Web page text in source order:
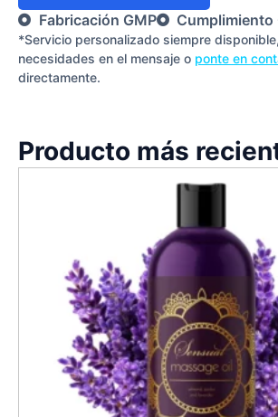
Fabricación GMP
Cumplimiento
*Servicio personalizado siempre
necesidades en el mensaje o ponte en
directamente.
Producto más